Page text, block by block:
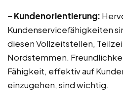
– Kundenorientierung:
Kundenservicefähigkeiten
diesen Vollzeitstellen,
Nordstemmen.
Fähigkeit, effektiv auf
einzugehen, sind wichtig.